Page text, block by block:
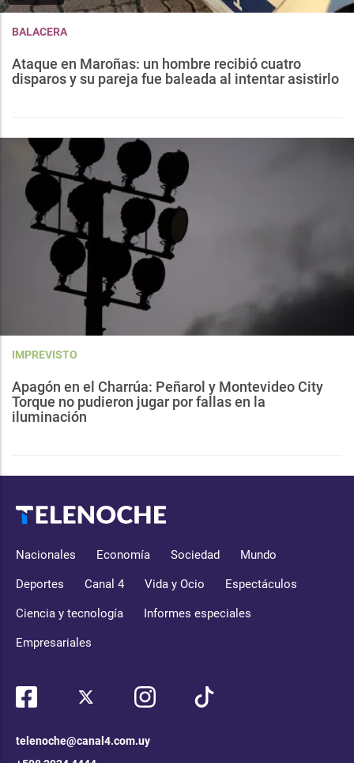
BALACERA
Ataque en Maroñas: un hombre recibió cuatro
disparos y su pareja fue baleada al intentar asistirlo
IMPREVISTO
Apagón en el Charrúa: Peñarol y Montevideo City
Torque no pudieron jugar por fallas en la
iluminación
Nacionales Economía Sociedad Mundo
Deportes Canal 4 Vida y Ocio Espectáculos
Ciencia y tecnología Informes especiales
Empresariales
telenoche@canal4.com.uy